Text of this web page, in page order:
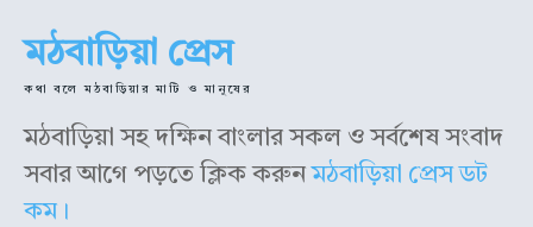
মঠবাড়িয়া প্রেস
কথা বলে মঠবাড়িয়ার মাটি ও মানুষের
মঠবাড়িয়া সহ দক্ষিন বাংলার সকল ও সর্বশেষ সংবাদ
সবার আগে পড়তে ক্লিক করুনমঠবাড়িয়া প্রেস ডট
কম।